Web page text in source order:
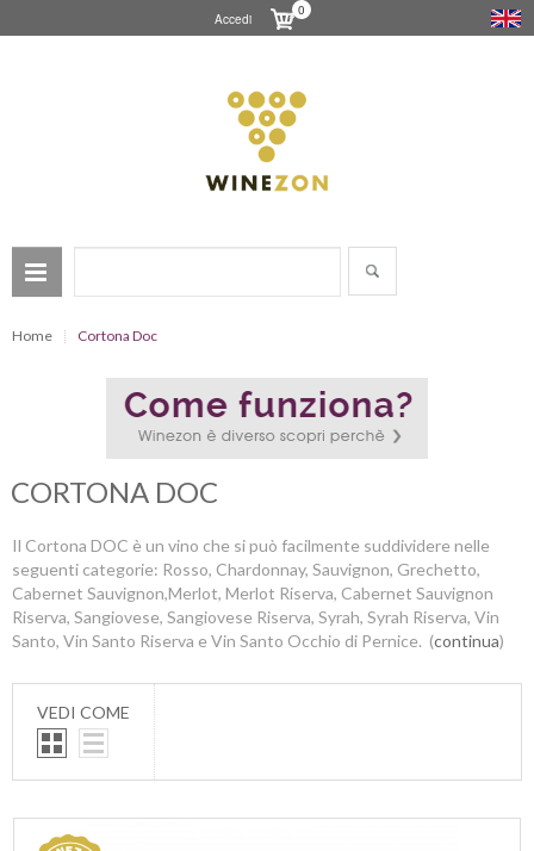
Accedi
0
Home Cortona Doc
CORTONA DOC
Il Cortona DOC è un vino che si può facilmente suddividere nelle
seguenti categorie: Rosso, Chardonnay, Sauvignon, Grechetto,
Cabernet Sauvignon,Merlot, Merlot Riserva, Cabernet Sauvignon
Riserva, Sangiovese, Sangiovese Riserva, Syrah, Syrah Riserva, Vin
Santo, Vin Santo Riserva e Vin Santo Occhio di Pernice. (continua)
VEDI COME